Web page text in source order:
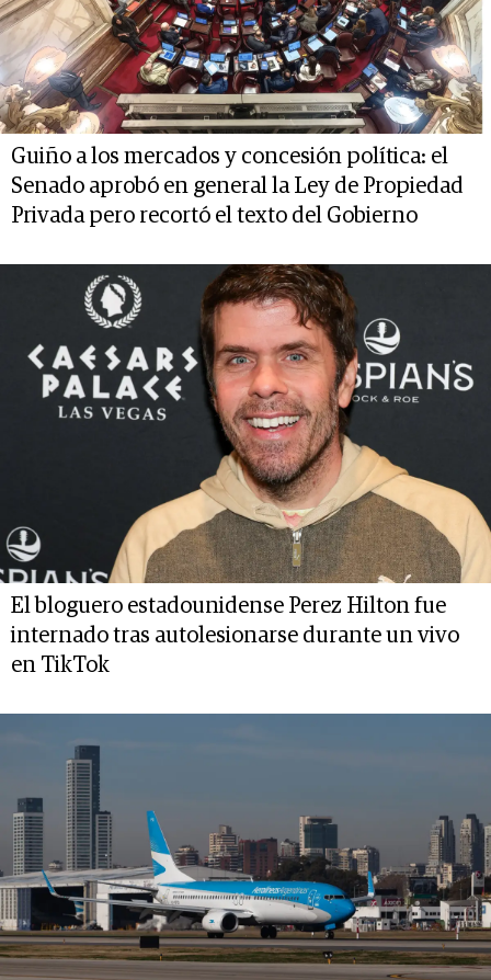
Guiño a los mercados y concesión política: el
Senado aprobó en general la Ley de Propiedad
Privada pero recortó el texto del Gobierno
El bloguero estadounidense Perez Hilton fue
internado tras autolesionarse durante un vivo
en TikTok